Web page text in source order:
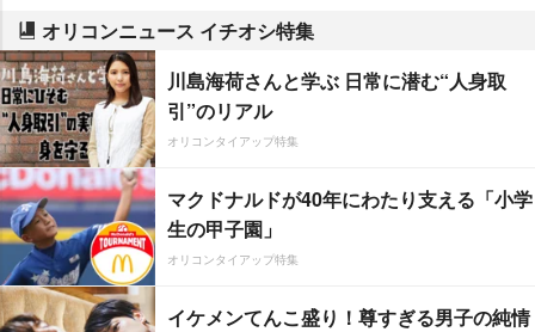
オリコンニュース イチオシ特集
川島海荷さんと学ぶ 日常に潜む“人身取
引”のリアル
オリコンタイアップ特集
マクドナルドが40年にわたり支える「小学
生の甲子園」
オリコンタイアップ特集
イケメンてんこ盛り！尊すぎる男子の純情